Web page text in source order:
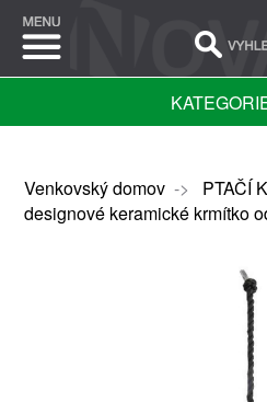
Venkovský domov-> PTAČÍ
designové keramické krmítko